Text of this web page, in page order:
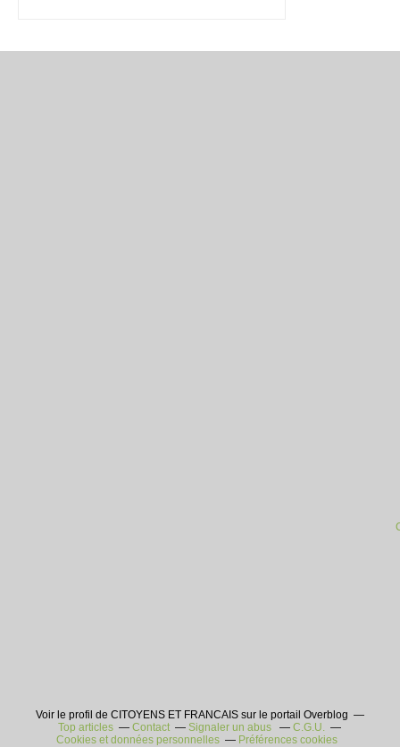
Voir le profil de CITOYENS ET FRANCAIS sur le portail Overblog
Top articles
Contact Signaler un abus
C.G.U.
Cookies et données personnelles
Préférences cookies